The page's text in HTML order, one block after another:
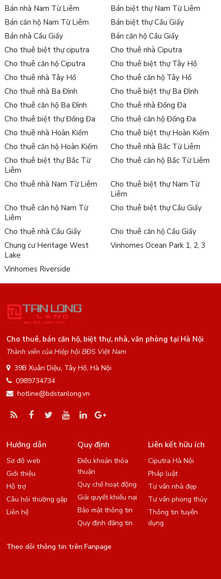
Bán nhà Nam Từ Liêm
Bán biệt thự Nam Từ Liêm
Bán căn hộ Nam Từ Liêm
Bán biệt thự Cầu Giấy
Bán nhà Cầu Giấy
Bán căn hộ Cầu Giấy
Cho thuê biệt thự ciputra
Cho thuê nhà Ciputra
Cho thuê căn hộ Ciputra
Cho thuê biệt thự Tây Hồ
Cho thuê nhà Tây Hồ
Cho thuê căn hộ Tây Hồ
Cho thuê nhà Ba Đình
Cho thuê biệt thự Ba Đình
Cho thuê căn hộ Ba Đình
Cho thuê nhà Đống Đa
Cho thuê biệt thự Đống Đa
Cho thuê căn hộ Đống Đa
Cho thuê nhà Hoàn Kiếm
Cho thuê biệt thự Hoàn Kiếm
Cho thuê căn hộ Hoàn Kiếm
Cho thuê nhà Bắc Từ Liêm
Cho thuê biệt thự Bắc Từ
Liêm
Cho thuê căn hộ Bắc Từ Liêm
Cho thuê nhà Nam Từ Liêm
Cho thuê biệt thự Nam Từ
Liêm
Cho thuê căn hộ Nam Từ
Liêm
Cho thuê biệt thự Cầu Giấy
Cho thuê nhà Cầu Giấy
Cho thuê căn hộ Cầu Giấy
Chung cư Heritage West
Lake
Vinhomes Ocean Park 1, 2, 3
Vinhomes Riverside
Cho thuê, bán căn hộ, biệt thự, nhà, văn phòng tại Hà Nội
Thành viên của Hiệp hội BĐS Việt Nam
39B Xuân Diệu, Tây Hồ, Hà Nội
0989734734
hotline@bdstanlong.vn
Hướng dẫn
Sơ đồ web
Giới thiệu
Hỗ trợ
Câu hỏi thường gặp
Liên hệ
Quy định
Điều khoản thỏa
thuận
Quy chế hoạt động
Giải quyết khiếu nại
Bảo mật thông tin
Quy định đăng tin
Liên kết hữu ích
Ciputra Hà Nội
Pháp luật
Tư vấn nhà đẹp
Tư vấn phong thủy
Thông tin tuyển
dụng
Theo dõi thông tin trên Fanpage